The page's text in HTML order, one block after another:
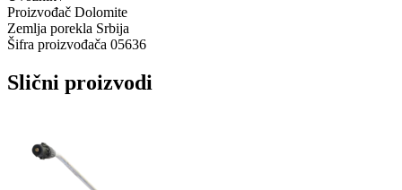
Proizvođač Dolomite
Zemlja porekla Srbija
Šifra proizvođača 05636
Slični proizvodi